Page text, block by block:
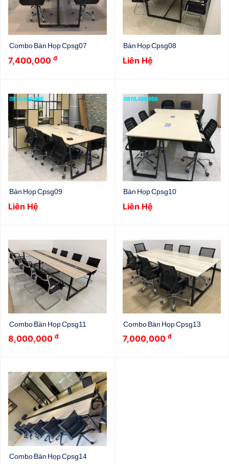
Combo Bàn Họp Cpsg07
7,400,000 đ
Bàn Họp Cpsg08
Liên Hệ
Bàn Họp Cpsg09
Liên Hệ
Bàn Họp Cpsg10
Liên Hệ
Combo Bàn Họp Cpsg11
8,000,000 đ
Combo Bàn Họp Cpsg13
7,000,000 đ
Combo Bàn Họp Cpsg14